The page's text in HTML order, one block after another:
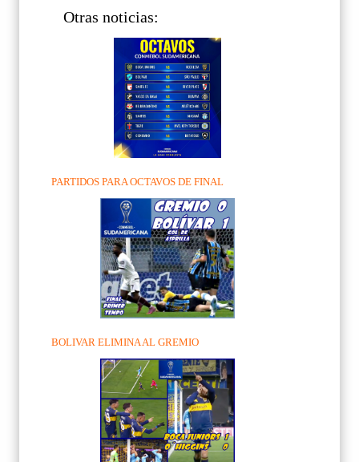
Otras noticias:
PARTIDOS PARA OCTAVOS DE FINAL
BOLIVAR ELIMINA AL GREMIO